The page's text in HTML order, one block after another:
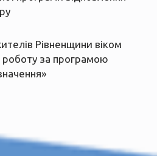
Рівненщини віком
за програмою